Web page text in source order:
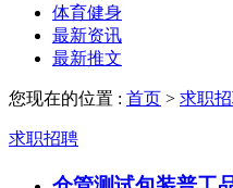
体育健身
最新资讯
最新推文
您现在的位置 : 首页 > 求职
求职招聘